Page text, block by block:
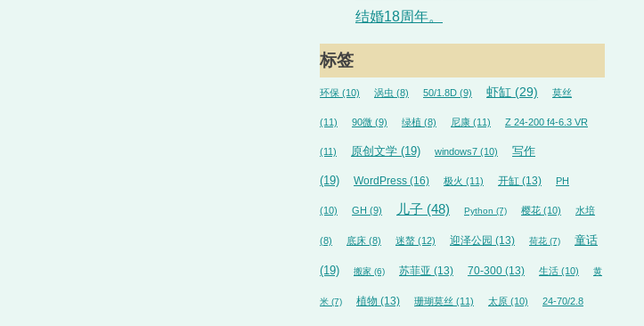
结婚18周年。
标签
环保 (10) 涡虫 (8) 50/1.8D (9) 虾缸 (29) 莫丝
(11) 90微 (9) 绿植 (8) 尼康 (11) Z 24-200 f4-6.3 VR
(11) 原创文学 (19) windows7 (10) 写作
(19) WordPress (16) 极火 (11) 开缸 (13) PH
(10) GH (9) 儿子 (48) Python (7) 樱花 (10) 水培
(8) 底床 (8) 迷螯 (12) 迎泽公园 (13) 荷花 (7) 童话
(19) 搬家 (6) 苏菲亚 (13) 70-300 (13) 生活 (10) 黄
米 (7) 植物 (13) 珊瑚莫丝 (11) 太原 (10) 24-70/2.8